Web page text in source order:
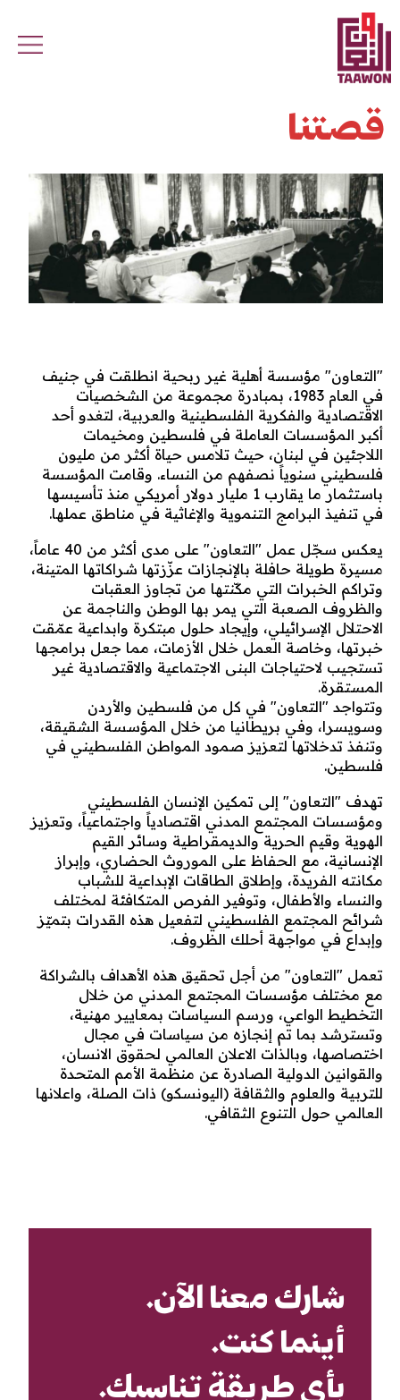
Skip to main content
قصتنا
"التعاون" مؤسسة أهلية غير ربحية انطلقت في جنيف
في العام 1983، بمبادرة مجموعة من الشخصيات
الاقتصادية والفكرية الفلسطينية والعربية، لتغدو أحد
أكبر المؤسسات العاملة في فلسطين ومخيمات
اللاجئين في لبنان، حيث تلامس حياة أكثر من مليون
فلسطيني سنوياً نصفهم من النساء. وقامت المؤسسة
باستثمار ما يقارب 1 مليار دولار أمريكي منذ تأسيسها
في تنفيذ البرامج التنموية والإغاثية في مناطق عملها.
يعكس سجّل عمل "التعاون" على مدى أكثر من 40 عاماً،
مسيرة طويلة حافلة بالإنجازات عزّزتها شراكاتها المتينة،
وتراكم الخبرات التي مكّنتها من تجاوز العقبات
والظروف الصعبة التي يمر بها الوطن والناجمة عن
الاحتلال الإسرائيلي، وإيجاد حلول مبتكرة وابداعية عمّقت
خبرتها، وخاصة العمل خلال الأزمات، مما جعل برامجها
تستجيب لاحتياجات البنى الاجتماعية والاقتصادية غير
المستقرة.
وتتواجد "التعاون" في كل من فلسطين والأردن
وسويسرا، وفي بريطانيا من خلال المؤسسة الشقيقة،
وتنفذ تدخلاتها لتعزيز صمود المواطن الفلسطيني في
فلسطين.
تهدف "التعاون" إلى تمكين الإنسان الفلسطيني
ومؤسسات المجتمع المدني اقتصادياً واجتماعياً، وتعزيز
الهوية وقيم الحرية والديمقراطية وسائر القيم
الإنسانية، مع الحفاظ على الموروث الحضاري، وإبراز
مكانته الفريدة، وإطلاق الطاقات الإبداعية للشباب
والنساء والأطفال، وتوفير الفرص المتكافئة لمختلف
شرائح المجتمع الفلسطيني لتفعيل هذه القدرات بتميّز
وإبداع في مواجهة أحلك الظروف.
تعمل "التعاون" من أجل تحقيق هذه الأهداف بالشراكة
مع مختلف مؤسسات المجتمع المدني من خلال
التخطيط الواعي، ورسم السياسات بمعايير مهنية،
وتسترشد بما تم إنجازه من سياسات في مجال
اختصاصها، وبالذات الاعلان العالمي لحقوق الانسان،
والقوانين الدولية الصادرة عن منظمة الأمم المتحدة
للتربية والعلوم والثقافة (اليونسكو) ذات الصلة، واعلانها
العالمي حول التنوع الثقافي.
شارك معنا الآن.
أينما كنت.
بأي طريقة تناسبك.